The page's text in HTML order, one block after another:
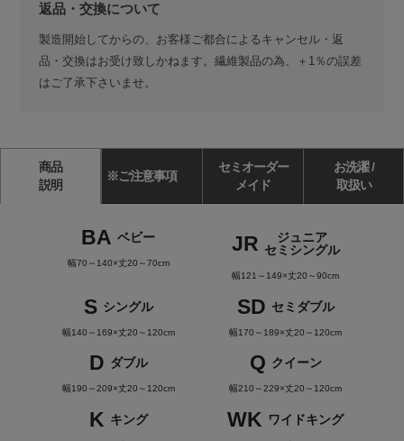
返品・交換について
製造開始してからの、お客様ご都合によるキャンセル・返
品・交換はお受け致しかねます。繊維製品の為、＋1％の誤差
はご了承下さいませ。
商品
説明
※ご注意事項
セミオーダー
メイド
お洗濯 /
取扱い
BA ベビー
幅70～140×丈20～70cm
JR
ジュニア
セミシングル
幅121～149×丈20～90cm
S シングル
幅140～169×丈20～120cm
SD セミダブル
幅170～189×丈20～120cm
D ダブル
幅190～209×丈20～120cm
Q クイーン
幅210～229×丈20～120cm
K キング WK ワイドキング